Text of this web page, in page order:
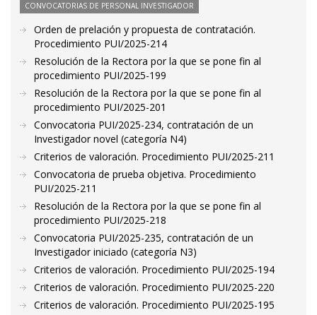
CONVOCATORIAS DE PERSONAL INVESTIGADOR
Orden de prelación y propuesta de contratación.
Procedimiento PUI/2025-214
Resolución de la Rectora por la que se pone fin al
procedimiento PUI/2025-199
Resolución de la Rectora por la que se pone fin al
procedimiento PUI/2025-201
Convocatoria PUI/2025-234, contratación de un
Investigador novel (categoría N4)
Criterios de valoración. Procedimiento PUI/2025-211
Convocatoria de prueba objetiva. Procedimiento
PUI/2025-211
Resolución de la Rectora por la que se pone fin al
procedimiento PUI/2025-218
Convocatoria PUI/2025-235, contratación de un
Investigador iniciado (categoría N3)
Criterios de valoración. Procedimiento PUI/2025-194
Criterios de valoración. Procedimiento PUI/2025-220
Criterios de valoración. Procedimiento PUI/2025-195